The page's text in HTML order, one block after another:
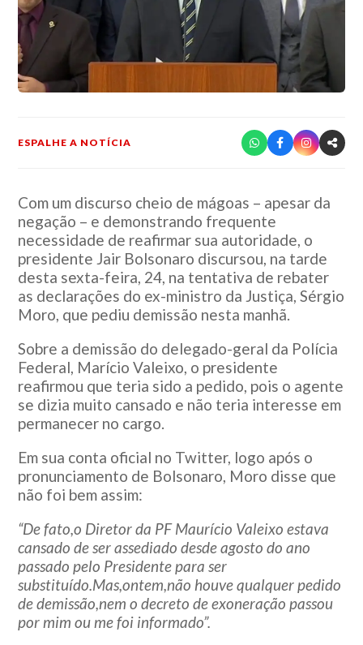
ESPALHE A NOTÍCIA
Com um discurso cheio de mágoas – apesar da
negação – e demonstrando frequente
necessidade de reafirmar sua autoridade, o
presidente Jair Bolsonaro discursou, na tarde
desta sexta-feira, 24, na tentativa de rebater
as declarações do ex-ministro da Justiça, Sérgio
Moro, que pediu demissão nesta manhã.
Sobre a demissão do delegado-geral da Polícia
Federal, Marício Valeixo, o presidente
reafirmou que teria sido a pedido, pois o agente
se dizia muito cansado e não teria interesse em
permanecer no cargo.
Em sua conta oficial no Twitter, logo após o
pronunciamento de Bolsonaro, Moro disse que
não foi bem assim:
“De fato,o Diretor da PF Maurício Valeixo estava
cansado de ser assediado desde agosto do ano
passado pelo Presidente para ser
substituído.Mas,ontem,não houve qualquer pedido
de demissão,nem o decreto de exoneração passou
por mim ou me foi informado”.